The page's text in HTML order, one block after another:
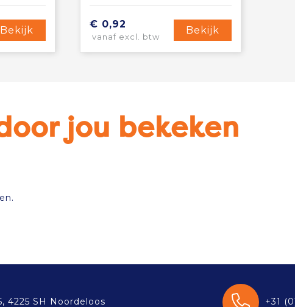
Bekijk
€ 0,92
vanaf excl. btw
Bekijk
jou bekeken
4225 SH Noordeloos +31